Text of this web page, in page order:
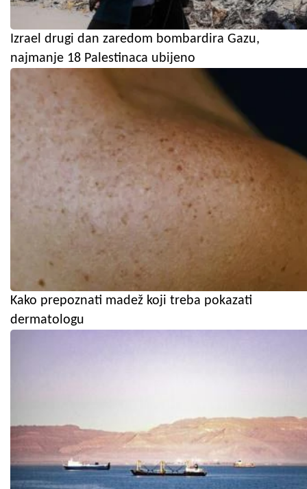
Izrael drugi dan zaredom bombardira Gazu,
najmanje 18 Palestinaca ubijeno
Kako prepoznati madež koji treba pokazati
dermatologu